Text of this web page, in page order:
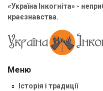
«Україна Інкогніта» -
краєзнавства.
Меню
Історія і традиції